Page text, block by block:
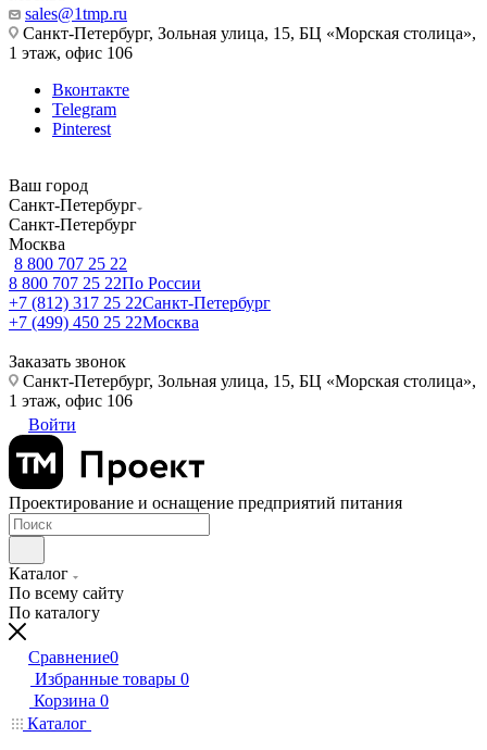
sales@1tmp.ru
Санкт-Петербург, Зольная улица, 15, БЦ «Морская столица»,
1 этаж, офис 106
Вконтакте
Telegram
Pinterest
Ваш город
Санкт-Петербург
Санкт-Петербург
Москва
8 800 707 25 22
8 800 707 25 22По России
+7 (812) 317 25 22Санкт-Петербург
+7 (499) 450 25 22Москва
Заказать звонок
Санкт-Петербург, Зольная улица, 15, БЦ «Морская столица»,
1 этаж, офис 106
Войти
Проектирование и оснащение предприятий питания
Каталог
По всему сайту
По каталогу
Сравнение0
Избранные товары 0
Корзина 0
Каталог